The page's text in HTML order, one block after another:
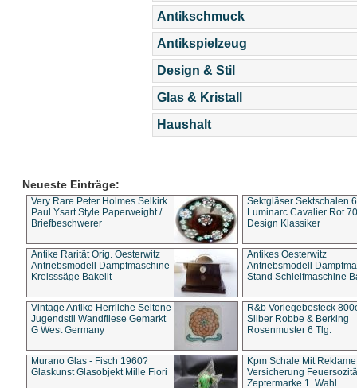
Antikschmuck
Antikspielzeug
Design & Stil
Glas & Kristall
Haushalt
Neueste Einträge:
Very Rare Peter Holmes Selkirk
Paul Ysart Style Paperweight /
Briefbeschwerer
Sektgläser Sektschalen
Luminarc Cavalier Rot
Design Klassiker
Antike Rarität Orig. Oesterwitz
Antriebsmodell Dampfmaschine
Kreisssäge Bakelit
Antikes Oesterwitz
Antriebsmodell
Stand Schleifmaschine
Vintage Antike Herrliche Seltene
Jugendstil Wandfliese Gemarkt
G West Germany
R&b Vorlegebesteck
Silber Robbe & Berking
Rosenmuster 6 Tlg.
Murano Glas - Fisch 1960?
Glaskunst Glasobjekt Mille Fiori
Kpm Schale Mit Reklame
Versicherung
Zeptermarke 1. Wahl